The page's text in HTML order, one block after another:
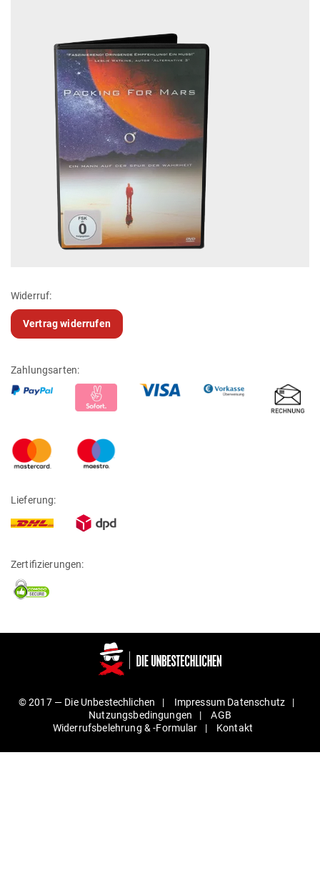
Widerruf:
Vertrag widerrufen
Zahlungsarten:
Lieferung:
Zertifizierungen:
© 2017 — Die Unbestechlichen Impressum Daten­schutz
Nut­zungs­be­din­gungen
AGB
Wider­rufs­be­lehrung & ‑For­mular
Kontakt